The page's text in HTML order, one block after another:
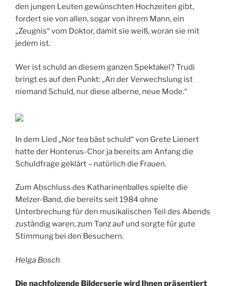
den jungen Leuten gewünschten Hochzeiten gibt,
fordert sie von allen, sogar von ihrem Mann, ein
„Zeugnis“ vom Doktor, damit sie weiß, woran sie mit
jedem ist.
Wer ist schuld an diesem ganzen Spektakel? Trudi
bringt es auf den Punkt: „An der Verwechslung ist
niemand Schuld, nur diese alberne, neue Mode.“
In dem Lied „Nor tea bäst schuld“ von Grete Lienert
hatte der Honterus-Chor ja bereits am Anfang die
Schuldfrage geklärt – natürlich die Frauen.
Zum Abschluss des Katharinenballes spielte die
Melzer-Band, die bereits seit 1984 ohne
Unterbrechung für den musikalischen Teil des Abends
zuständig waren, zum Tanz auf und sorgte für gute
Stimmung bei den Besuchern.
Helga Bosch
Die nachfolgende Bilderserie wird Ihnen präsentiert